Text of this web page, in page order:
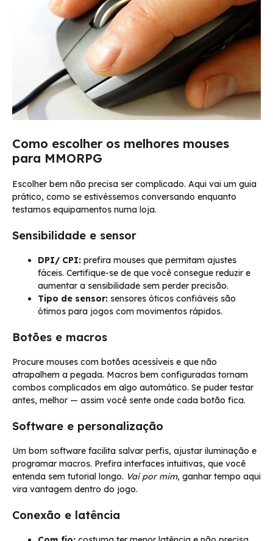
Como escolher os melhores mouses
para MMORPG
Escolher bem não precisa ser complicado. Aqui vai um guia
prático, como se estivéssemos conversando enquanto
testamos equipamentos numa loja.
Sensibilidade e sensor
DPI/ CPI: prefira mouses que permitam ajustes
fáceis. Certifique-se de que você consegue reduzir e
aumentar a sensibilidade sem perder precisão.
Tipo de sensor: sensores óticos confiáveis são
ótimos para jogos com movimentos rápidos.
Botões e macros
Procure mouses com botões acessíveis e que não
atrapalhem a pegada. Macros bem configuradas tornam
combos complicados em algo automático. Se puder testar
antes, melhor — assim você sente onde cada botão fica.
Software e personalização
Um bom software facilita salvar perfis, ajustar iluminação e
programar macros. Prefira interfaces intuitivas, que você
entenda sem tutorial longo. Vai por mim, ganhar tempo aqui
vira vantagem dentro do jogo.
Conexão e latência